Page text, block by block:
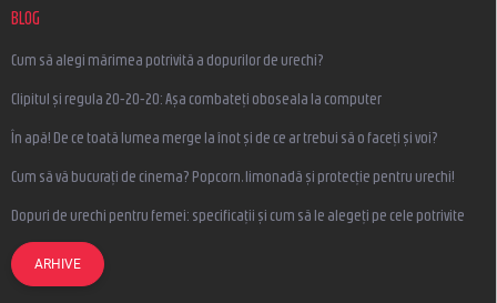
BLOG
Cum să alegi mărimea potrivită a dopurilor de urechi?
Clipitul și regula 20-20-20: Așa combateți oboseala la computer
În apă! De ce toată lumea merge la înot și de ce ar trebui să o faceți și voi?
Cum să vă bucurați de cinema? Popcorn, limonadă și protecție pentru urechi!
Dopuri de urechi pentru femei: specificații și cum să le alegeți pe cele potrivite
ARHIVE